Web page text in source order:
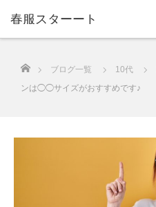
春服スターート
ブログ一覧 10代
ンは◯◯サイズがおすすめです♪